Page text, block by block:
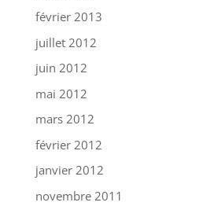
février 2013
juillet 2012
juin 2012
mai 2012
mars 2012
février 2012
janvier 2012
novembre 2011